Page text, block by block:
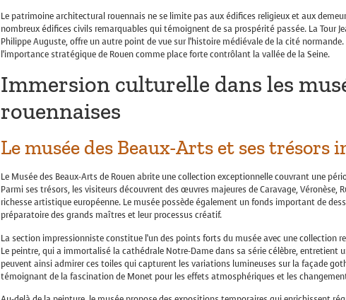
Le patrimoine architectural rouennais ne se limite pas aux édifices religieux et aux
nombreux édifices civils remarquables qui témoignent de sa prospérité passée. La Tour
Philippe Auguste, offre un autre point de vue sur l’histoire médiévale de la cité
l’importance stratégique de Rouen comme place forte contrôlant la vallée de la Seine.
Immersion culturelle dans les
rouennaises
Le musée des Beaux-Arts et ses trésors
Le Musée des Beaux-Arts de Rouen abrite une collection exceptionnelle couvrant une
Parmi ses trésors, les visiteurs découvrent des œuvres majeures de Caravage, Véronèse,
richesse artistique européenne. Le musée possède également un fonds important de
préparatoire des grands maîtres et leur processus créatif.
La section impressionniste constitue l’un des points forts du musée avec une collection
Le peintre, qui a immortalisé la cathédrale Notre-Dame dans sa série célèbre, entretient
peuvent ainsi admirer ces toiles qui capturent les variations lumineuses sur la façade
témoignant de la fascination de Monet pour les effets atmosphériques et les